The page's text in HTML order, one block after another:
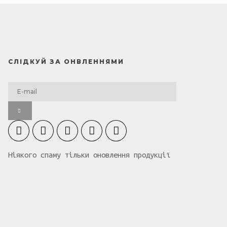
СЛІДКУЙ ЗА ОНВЛЕННЯМИ
Ніякого спаму тільки оновлення продукції